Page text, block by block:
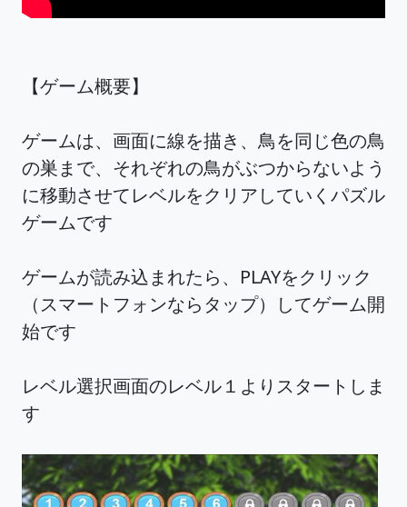
【ゲーム概要】
ゲームは、画面に線を描き、鳥を同じ色の鳥
の巣まで、それぞれの鳥がぶつからないよう
に移動させてレベルをクリアしていくパズル
ゲームです
ゲームが読み込まれたら、PLAYをクリック
（スマートフォンならタップ）してゲーム開
始です
レベル選択画面のレベル１よりスタートしま
す